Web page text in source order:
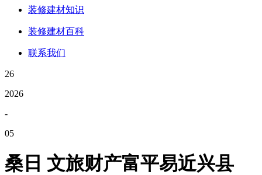
装修建材知识
装修建材百科
联系我们
26
2026
-
05
桑日 文旅财产富平易近兴县